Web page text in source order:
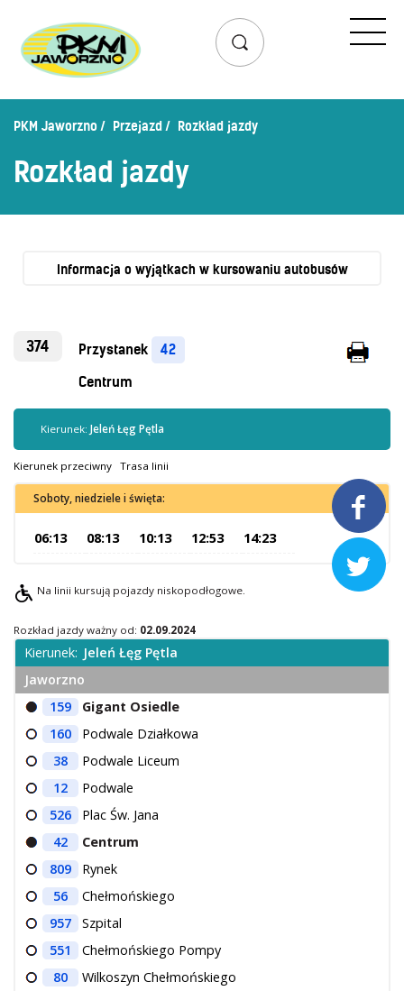


Przejazd
Lista przystanków
Zaplanuj podróż – wyszukiwarka połączeń
Mapa przystanków i połączeń
Schemat linii nocnych
Bilety
Uprawnienia do ulg
Regulamin przewozów
Honorowanie biletów ZK„KM”
Sprzedaż biletów u kierowców
Jaworznicka Karta Miejska
Open Payment System
Sklep internetowy
Aktualności
Stacja Kontroli Pojazdów
Centrum Obsługi Klienta
PKM Jaworzno Przejazd Rozkład jazdy
Rozkład jazdy
Informacja o wyjątkach w kursowaniu autobusów
374 Przystanek 42
Centrum
Kierunek: Jeleń Łęg Pętla
Kierunek przeciwny Trasa linii
Soboty, niedziele i święta:
06:13 08:13 10:13 12:53 14:23
Na linii kursują pojazdy niskopodłogowe.
Rozkład jazdy ważny od: 02.09.2024
Kierunek: Jeleń Łęg Pętla
Jaworzno
159
Gigant Osiedle
160
Podwale Działkowa
38
Podwale Liceum
12
Podwale
526
Plac Św. Jana
42
Centrum
809
Rynek
56
Chełmońskiego
957
Szpital
551
Chełmońskiego Pompy
80
Wilkoszyn Chełmońskiego